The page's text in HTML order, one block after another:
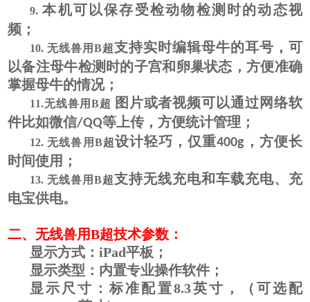
9.本机可以保存受检动物检测时的动态视
频；
10.无线兽用B超支持实时编辑母牛的耳号，可
以备注母牛检测时的子宫和卵巢状态，方便准确
掌握母牛的情况；
11.无线兽用B超 图片或者视频可以通过网络软
件比如微信/QQ等上传，方便统计管理；
12.无线兽用B超设计轻巧，仅重400g，方便长
时间使用；
13.无线兽用B超支持无线充电和车载充电、充
电宝供电。
二、 无线兽用B超技术参数：
显示方式：iPad平板；
显示类型：内置专业操作软件；
显示尺寸：标准配置8.3英寸，（可选配